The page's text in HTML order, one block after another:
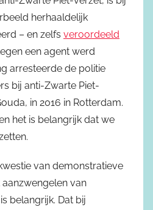
herhaaldelijk
– en zelfs veroordeeld
een agent werd
arresteerde de politie
bij anti-Zwarte Piet-
in 2016 in Rotterdam.
het is belangrijk dat we
van demonstratieve
van
belangrijk. Dat bij